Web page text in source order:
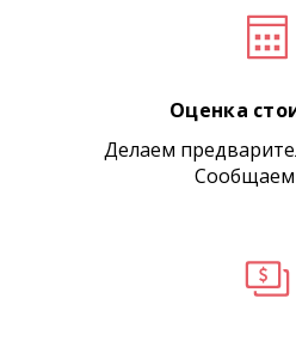
Оценка
Делаем